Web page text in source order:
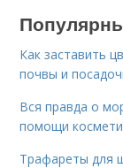
Как заставить
почвы и
Вся правда о
помощи
Трафареты для